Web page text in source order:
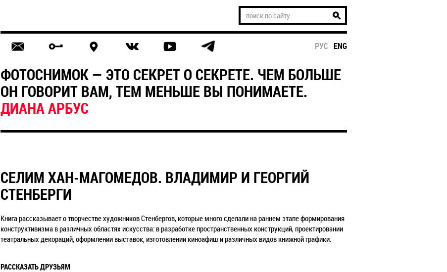
РУС ENG
ФОТОСНИМОК — ЭТО СЕКРЕТ О СЕКРЕТЕ. ЧЕМ БОЛЬШЕ
ОН ГОВОРИТ ВАМ, ТЕМ МЕНЬШЕ ВЫ ПОНИМАЕТЕ.
ДИАНА АРБУС
СЕЛИМ ХАН-МАГОМЕДОВ. ВЛАДИМИР И ГЕОРГИЙ
СТЕНБЕРГИ
Книга рассказывает о творчестве художников Стенбергов, которые много сделали на раннем этапе формирования
конструктивизма в различных областях искусства: в разработке пространственных конструкций, проектировании
театральных декораций, оформлении выставок, изготовлении киноафиш и различных видов книжной графики.
РАССКАЗАТЬ ДРУЗЬЯМ